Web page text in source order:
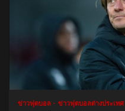
1 min read
ข่าวฟุตบอล ข่าวฟุตบอลต่างประเทศ